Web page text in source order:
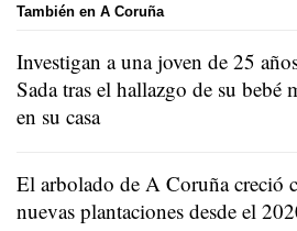
También en A Coruña
Investigan a una joven de 25
Sada tras el hallazgo de su bebé
en su casa
El arbolado de A Coruña creció
nuevas plantaciones desde el